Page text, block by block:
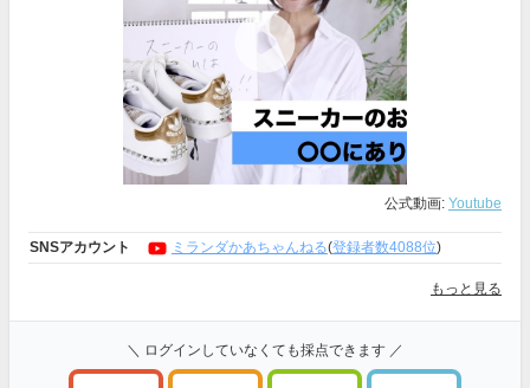
公式動画: Youtube
SNSアカウント ミランダかあちゃんねる(登録者数4088位)
もっと見る
＼ ログインしていなくても採点できます ／